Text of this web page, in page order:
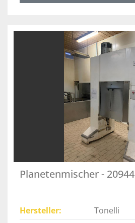
Planetenmischer - 20944
Hersteller
Tonelli